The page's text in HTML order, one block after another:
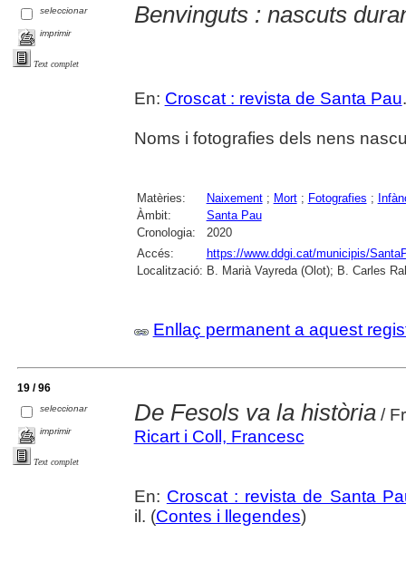
seleccionar
imprimir
Text complet
Benvinguts : nascuts
En: Croscat : revista de Santa Pau
Noms i fotografies dels nens
Matèries: Naixement; Mort; Fotografies ;
Àmbit:
Santa Pau
Cronologia:
2020
Accés:
https://www.ddgi.cat/municipis/
Localització: B. Marià Vayreda (Olot); B. Carles
Enllaç permanent a aquest
19 / 96
seleccionar
imprimir
Text complet
De Fesols va la història/
Ricart i Coll, Francesc
En: Croscat : revista de Santa
il. (Contes i llegendes)